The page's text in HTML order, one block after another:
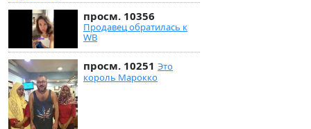
просм. 10356
Продавец обратилась к
WB
просм. 10251 Это
король Марокко